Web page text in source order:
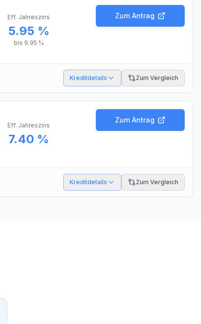
Eff. Jahreszins
5.95 %
bis 9.95 %
Zum Antrag
Kreditdetails Zum Vergleich
Eff. Jahreszins
7.40 %
Zum Antrag
Kreditdetails Zum Vergleich